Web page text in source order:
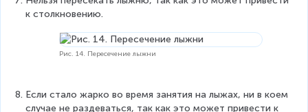
к столкновению.
Рис. 14. Пересечение лыжни
Если стало жарко во время занятия на лыжах, ни в коем
случае не раздеваться, так как это может привести к